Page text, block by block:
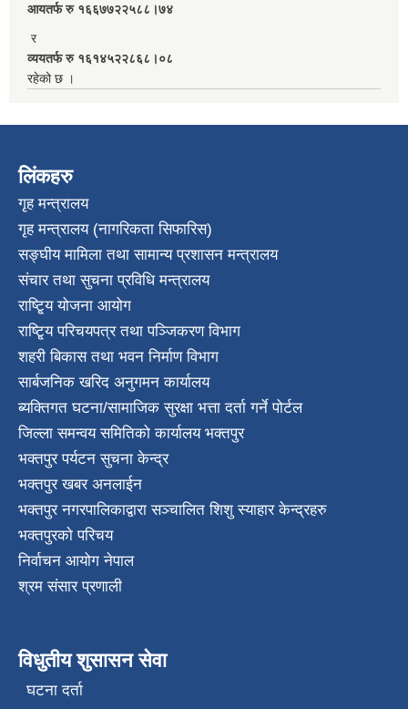
आयतर्फ रु‌ १६६७७२२५८८।७४
र
व्ययतर्फ रु १६१४५२२८६८।०८
रहेको छ ।
लिंकहरु
गृह मन्त्रालय
गृह मन्त्रालय (नागरिकता सिफारिस)
सङ्घीय मामिला तथा सामान्य प्रशासन मन्त्रालय
संचार तथा सुचना प्रविधि मन्त्रालय
राष्टि्ृय योजना आयोग
राष्टि्ृय परिचयपत्र तथा पञ्जिकरण विभाग
शहरी बिकास तथा भवन निर्माण विभाग
सार्बजनिक खरिद अनुगमन कार्यालय
ब्यक्तिगत घटना/सामाजिक सुरक्षा भत्ता दर्ता गर्ने पोर्टल
जिल्ला समन्वय समितिको कार्यालय भक्तपुर
भक्तपुर पर्यटन सुचना केन्द्र
भक्तपुर खबर अनलाईन
भक्तपुर नगरपालिकाद्वारा सञ्चालित शिशु स्याहार केन्द्रहरु
भक्तपुरकाे परिचय
निर्वाचन आयोग नेपाल
श्रम संसार प्रणाली
विधुतीय शुसासन सेवा
घटना दर्ता